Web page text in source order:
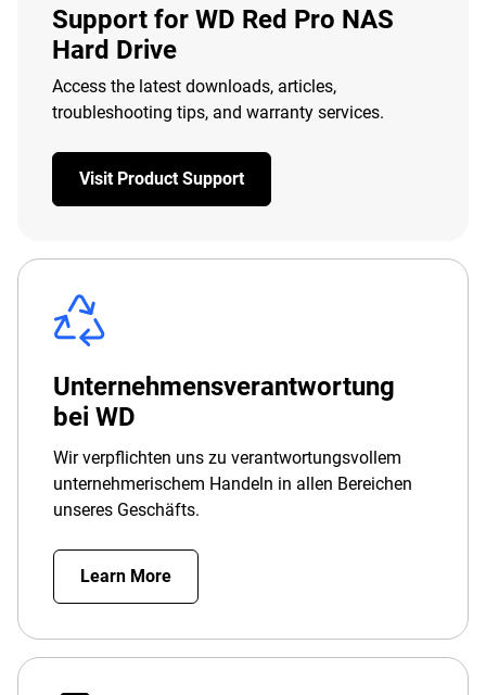
Support for WD Red Pro NAS
Hard Drive
Access the latest downloads, articles,
troubleshooting tips, and warranty services.
Visit Product Support
Unternehmensverantwortung
bei WD
Wir verpflichten uns zu verantwortungsvollem
unternehmerischem Handeln in allen Bereichen
unseres Geschäfts.
Learn More